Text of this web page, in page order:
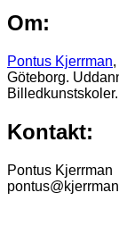
Om:
Pontus Kjerrman
Göteborg.
Billedkunstskoler.
Kontakt:
Pontus Kjerrman